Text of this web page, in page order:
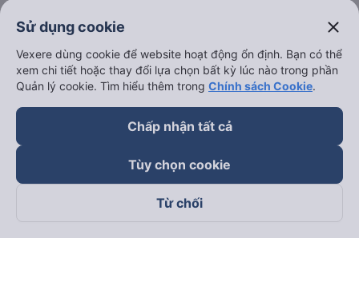
Theo dõi chúng tôi trên
Sử dụng cookie close
Vexere dùng cookie để website hoạt động ổn định. Bạn có thể
xem chi tiết hoặc thay đổi lựa chọn bất kỳ lúc nào trong phần
Quản lý cookie. Tìm hiểu thêm trong Chính sách Cookie.
Chấp nhận tất cả
Tùy chọn cookie
Từ chối